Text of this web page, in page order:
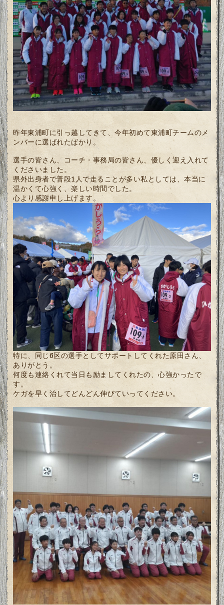
昨年東浦町に引っ越してきて、今年初めて東浦町チームのメ
ンバーに選ばれたばかり。
選手の皆さん、コーチ・事務局の皆さん、優しく迎え入れて
くださいました。
県外出身者で普段1人で走ることが多い私としては、本当に
温かくて心強く、楽しい時間でした。
心より感謝申し上げます。
特に、同じ6区の選手としてサポートしてくれた原田さん、
ありがとう。
何度も連絡くれて当日も励ましてくれたの、心強かったで
す。
ケガを早く治してどんどん伸びていってください。